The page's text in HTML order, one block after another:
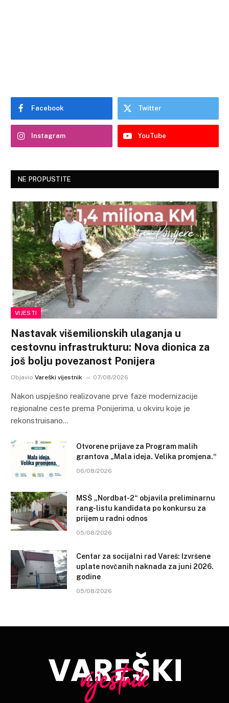
Facebook Twitter
Instagram YouTube
NE PROPUSTITE
VIJESTI
Nastavak višemilionskih ulaganja u
cestovnu infrastrukturu: Nova dionica za
još bolju povezanost Ponijera
Objavio Vareški vijestnik 07/08/2026
Nakon uspješno realizovane prve faze modernizacije
regionalne ceste prema Ponijerima, u okviru koje je
rekonstruisano…
Otvorene prijave za Program malih
grantova „Mala ideja. Velika promjena.“
06/08/2026
MSŠ „Nordbat-2“ objavila preliminarnu
rang-listu kandidata po konkursu za
prijem u radni odnos
05/08/2026
Centar za socijalni rad Vareš: Izvršene
uplate novčanih naknada za juni 2026.
godine
05/08/2026